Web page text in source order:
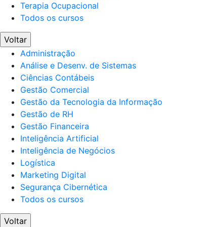
Terapia Ocupacional
Todos os cursos
Voltar
Administração
Análise e Desenv. de Sistemas
Ciências Contábeis
Gestão Comercial
Gestão da Tecnologia da Informação
Gestão de RH
Gestão Financeira
Inteligência Artificial
Inteligência de Negócios
Logística
Marketing Digital
Segurança Cibernética
Todos os cursos
Voltar